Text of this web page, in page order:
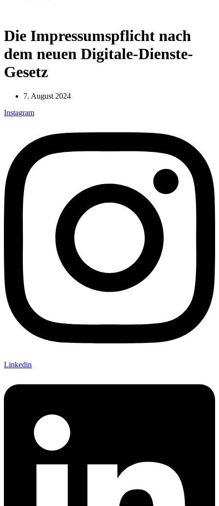
Die Impressumspflicht nach
dem neuen Digitale-Dienste-
Gesetz
7. August 2024
Instagram
Linkedin